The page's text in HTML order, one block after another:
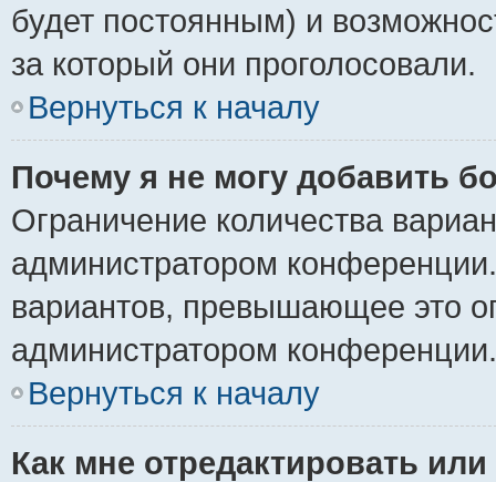
будет постоянным) и
за который они проголосовали.
Вернуться к началу
Почему я не могу добавить
Ограничение количества
администратором
вариантов, превышающее это
администратором конференции.
Вернуться к началу
Как мне отредактировать